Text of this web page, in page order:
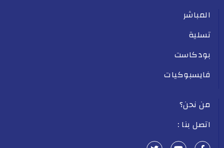
المباشر
تسلية
بودكاست
فايسبوكيات
من نحن؟
اتصل بنا :